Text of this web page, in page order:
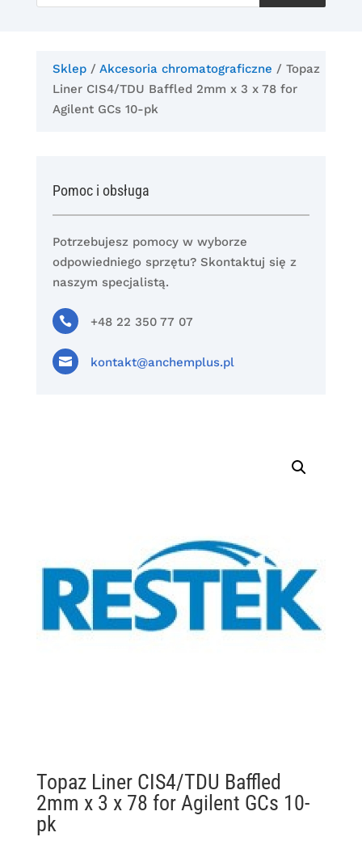
Sklep/ Akcesoria chromatograficzne / Topaz
Liner CIS4/TDU Baffled 2mm x 3 x 78 for
Agilent GCs 10-pk
Pomoc i obsługa
Potrzebujesz pomocy w wyborze
odpowiedniego sprzętu? Skontaktuj się z
naszym specjalistą.
 +48 22 350 77 07
 kontakt@anchemplus.pl
Topaz Liner CIS4/TDU Baffled
2mm x 3 x 78 for Agilent GCs 10-
pk